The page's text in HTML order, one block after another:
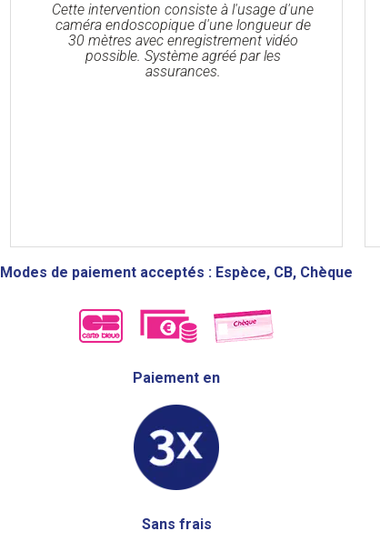
Cette intervention consiste à l'usage d'une
caméra endoscopique d'une longueur de
30 mètres avec enregistrement vidéo
possible. Système agréé par les
assurances.
Modes de paiement acceptés : Espèce, CB, Chèque
Paiement en
Sans frais